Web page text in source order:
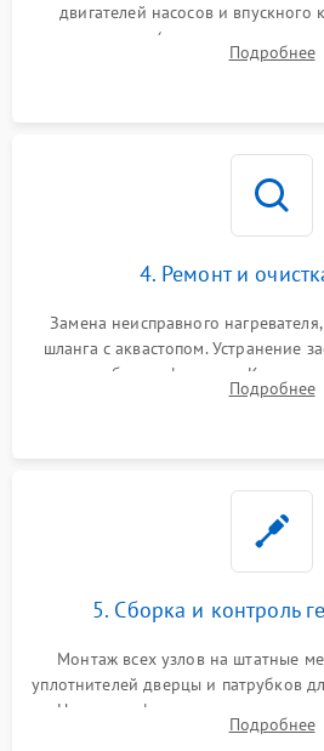
двигателей насосов и впускного
прессостата (датчика уровня
концевика дверцы и
Подробнее
4. Ремонт и
Замена неисправного
шланга с аквастопом. Устранение
патрубках и фильтрах.
управления, восстановление
Подробнее
5. Сборка и контроль
Монтаж всех узлов на штатные
уплотнителей дверцы и патрубков
Надежная фиксация хомутов
сборка корпуса и установка
Подробнее